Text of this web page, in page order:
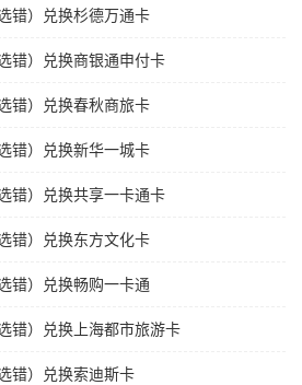
错）兑换杉德万通卡
错）兑换商银通申付卡
错）兑换春秋商旅卡
错）兑换新华一城卡
错）兑换共享一卡通卡
错）兑换东方文化卡
错）兑换畅购一卡通
错）兑换上海都市旅游卡
错）兑换索迪斯卡